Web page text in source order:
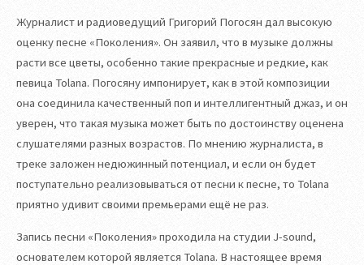
Журналист и радиоведущий Григорий Погосян дал высокую
оценку песне «Поколения». Он заявил, что в музыке должны
расти все цветы, особенно такие прекрасные и редкие, как
певица Tolana. Погосяну импонирует, как в этой композиции
она соединила качественный поп и интеллигентный джаз, и он
уверен, что такая музыка может быть по достоинству оценена
слушателями разных возрастов. По мнению журналиста, в
треке заложен недюжинный потенциал, и если он будет
поступательно реализовываться от песни к песне, то Tolana
приятно удивит своими премьерами ещё не раз.
Запись песни «Поколения» проходила на студии J-sound,
основателем которой является Tolana. В настоящее время